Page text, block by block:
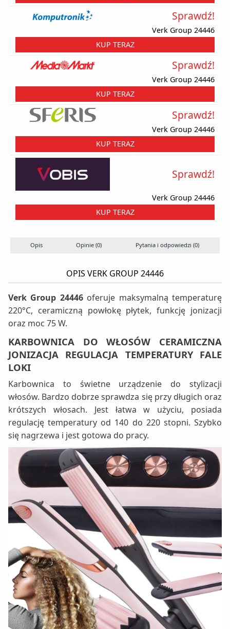
Verk Group 24446
Sprawdź!
KUP TERAZ
Verk Group 24446
Sprawdź!
KUP TERAZ
Verk Group 24446
Sprawdź!
KUP TERAZ
Verk Group 24446
Sprawdź!
KUP TERAZ
Opis Opinie (0) Pytania i odpowiedzi (0)
OPIS VERK GROUP 24446
Verk Group 24446oferuje maksymalną temperaturę
220°C, ceramiczną powłokę płytek, funkcję jonizacji
oraz moc 75 W.
KARBOWNICA DO WŁOSÓW CERAMICZNA
JONIZACJA REGULACJA TEMPERATURY FALE
LOKI
Karbownica to świetne urządzenie do stylizacji
włosów. Bardzo dobrze sprawdza się przy długich oraz
krótszych włosach. Jest łatwa w użyciu, posiada
regulację temperatury od 140 do 220 stopni. Szybko
się nagrzewa i jest gotowa do pracy.